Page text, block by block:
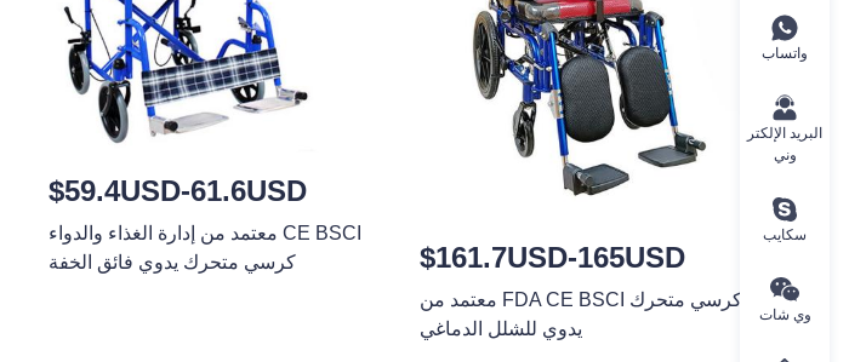
$59.4USD-61.6USD
معتمد من إدارة الغذاء والدواء CE BSCI
كرسي متحرك يدوي فائق الخفة
$161.7USD-165USD
معتمد من FDA CE BSCI كرسي متحرك
يدوي للشلل الدماغي
واتساب
البريد الإلكتر
وني
سكايب
وي شات